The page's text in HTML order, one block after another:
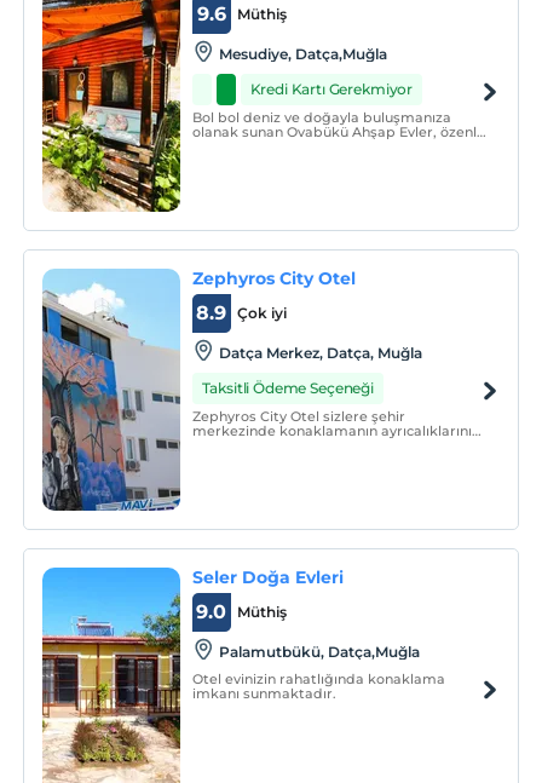
Müthiş
9.6
Mesudiye, Datça,Muğla
Kredi Kartı Gerekmiyor
Bol bol deniz ve doğayla buluşmanıza
olanak sunan Ovabükü Ahşap Evler, özenle
Zephyros City Otel
Çok iyi
8.9
Datça Merkez, Datça, Muğla
Taksitli Ödeme Seçeneği
Zephyros City Otel sizlere şehir
merkezinde konaklamanın ayrıcalıklarını
Seler Doğa Evleri
Müthiş
9.0
Palamutbükü, Datça,Muğla
Otel evinizin rahatlığında konaklama
imkanı sunmaktadır.